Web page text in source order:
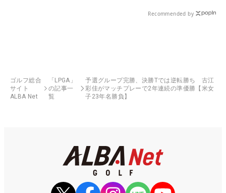
Recommended by
ゴルフ総合
サイト
ALBA Net
「LPGA」
の記事一
覧
予選グループ完勝、決勝Tでは逆転勝ち 古江
彩佳がマッチプレーで2年連続の準優勝【米女
子23年名勝負】